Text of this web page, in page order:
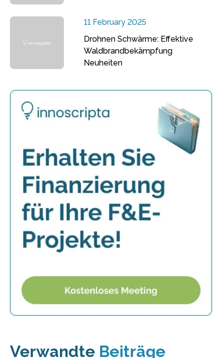
11 February 2025
Drohnen Schwärme: Effektive
Waldbrandbekämpfung
Neuheiten
Verwandte Beiträge